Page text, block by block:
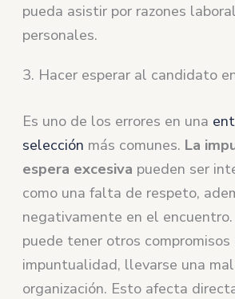
pueda asistir por razones
personales.
3. Hacer esperar al candidato
Es uno de los errores en una
selección más comunes. La
espera excesiva pueden ser
como una falta de respeto,
negativamente en el
puede tener otros
impuntualidad, llevarse una
organización. Esto afecta